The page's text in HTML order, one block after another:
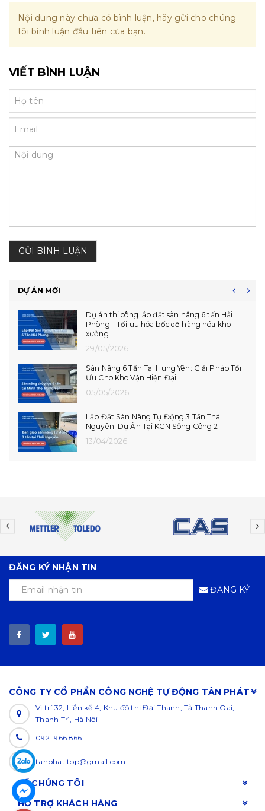
Nội dung này chưa có bình luận, hãy gửi cho chúng
tôi bình luận đầu tiên của bạn.
VIẾT BÌNH LUẬN
GỬI BÌNH LUẬN
DỰ ÁN MỚI
Hoàn Thiện Lắp Đặt 06 Dock Leveler Tại Phú
Thọ - CCN Vạn Xuân
14/07/2026
Lắp Đặt Hoàn Thiện Dock Leveler Tại Hải
Phòng
10/07/2026
Dự Án Lắp Đặt Dock Leveler Tại Hưng Yên
08/07/2026
ĐĂNG KÝ NHẬN TIN
ĐĂNG KÝ
CÔNG TY CỔ PHẦN CÔNG NGHỆ TỰ ĐỘNG TÂN PHÁT
Vị trí 32, Liền kề 4, Khu đô thị Đại Thanh, Tả Thanh Oai,
Thanh Trì, Hà Nội
0921 966 866
tanphat.top@gmail.com
VỀ CHÚNG TÔI
HỖ TRỢ KHÁCH HÀNG